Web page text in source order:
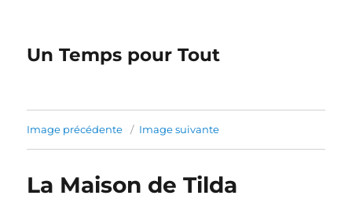
Un Temps pour Tout
Image précédente Image suivante
La Maison de Tilda